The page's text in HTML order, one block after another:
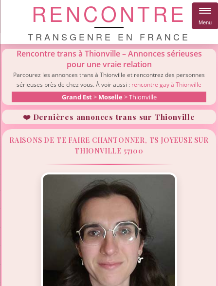
RENCONTRE
TRANSGENRE EN FRANCE
Rencontre trans à Thionville – Annonces sérieuses
pour une vraie relation
Parcourez les annonces trans à Thionville et rencontrez des personnes
sérieuses près de chez vous. À voir aussi : rencontre gay à Thionville
Grand Est> Moselle > Thionville
❤️ Dernières annonces trans sur Thionville
RAISONS DE TE FAIRE CHANTONNER, TS JOYEUSE SUR
THIONVILLE 57100
Menu